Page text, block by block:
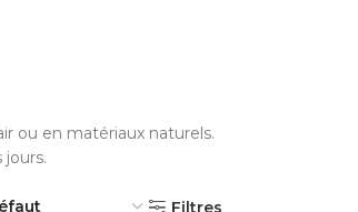
ou en matériaux naturels.
Filtres